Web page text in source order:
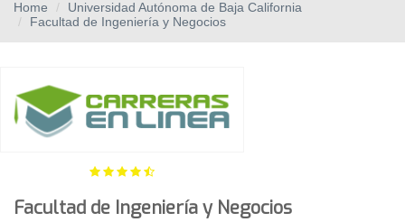
Home
Universidad Autónoma de Baja California
Facultad de Ingeniería y Negocios
Facultad de Ingeniería y Negocios